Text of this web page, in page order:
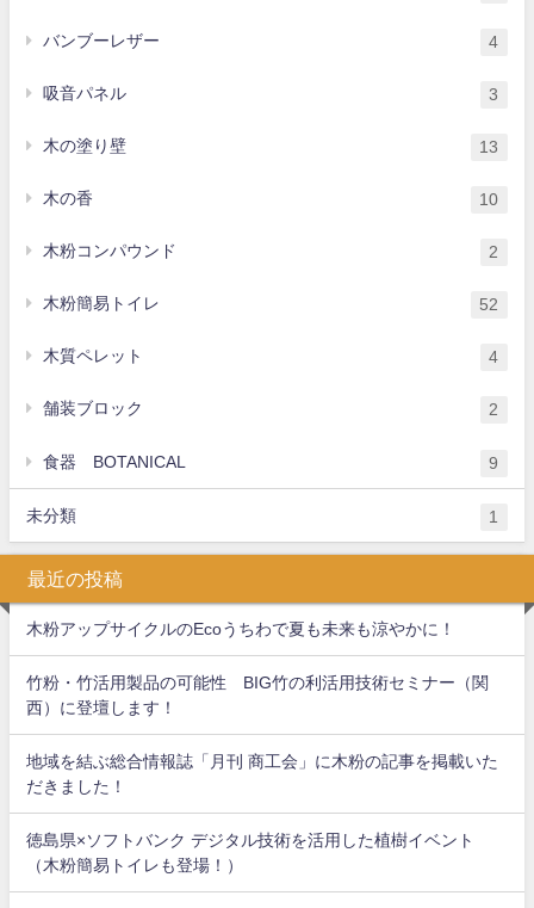
バンブーレザー 4
吸音パネル 3
木の塗り壁 13
木の香 10
木粉コンパウンド 2
木粉簡易トイレ 52
木質ペレット 4
舗装ブロック 2
食器 BOTANICAL 9
未分類 1
最近の投稿
木粉アップサイクルのEcoうちわで夏も未来も涼やかに！
竹粉・竹活用製品の可能性 BIG竹の利活用技術セミナー（関
西）に登壇します！
地域を結ぶ総合情報誌「月刊 商工会」に木粉の記事を掲載いた
だきました！
徳島県×ソフトバンク デジタル技術を活用した植樹イベント
（木粉簡易トイレも登場！）